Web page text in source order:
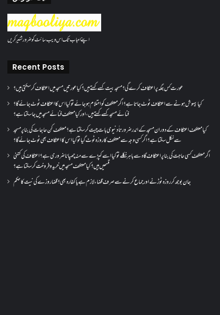
اپنے احباب تک اس ویب سائٹ کو ضرور شئیر کریں
Recent Posts
عورت کس جگہ پر اعتکاف کرے گی؟مسجد بیت کسے کہتے ہیں؟کیا عورتیں مسجد میں اعتکاف کر سکتی ہیں؟
کیا بیہوش ہونے سے اعتکاف ٹوٹ جاتا ہے؟ اگر معتکف کو احتلام ہو جائے تو کیا اس کا اعتکاف ٹوٹ جائے گا؟
فنائے مسجد کسے کہتے ہیں ، اور کیا معتکف فنائے مسجد میں جا سکتا ہے؟
کیا معتکف اعتکاف کے دوران مسجد کے اندر ضرورتاً دنیوی بات چیت کر سکتا ہے؟معتکف کن حاجات کی بنا پر مسجد
سے نکل سکتا ہے؟ اگر کسی وجہ سے معتکف کا روزہ ٹوٹ گیا تو کیا اس کا اعتکاف بھی ٹوٹ جائے گا؟
اگر معتکف کسی حاجت کی بنا پر اعتکاف گاہ سے باہر نکلے تو کیا اسے کپڑے سے منہ چھپانا ضروری ہے؟اعتکاف کی کتنی
قسمیں ہیں؟کیا معتکف مسجد میں خرید و فروخت کر سکتا ہے؟
جان بوجھ کر روزہ ٹوڑنے اور جماع کرنے سے صرف قضاء لازم ہے یا کفارہ بھی؟ قضا روزے کی نیت کا حکم